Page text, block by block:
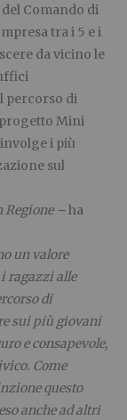
Comando di
tra i 5 e i
da vicino le
percorso di
Mini
i più
sul
Regione –ha
un valore
ragazzi alle
di
sui più giovani
e consapevole,
Come
questo
anche ad altri